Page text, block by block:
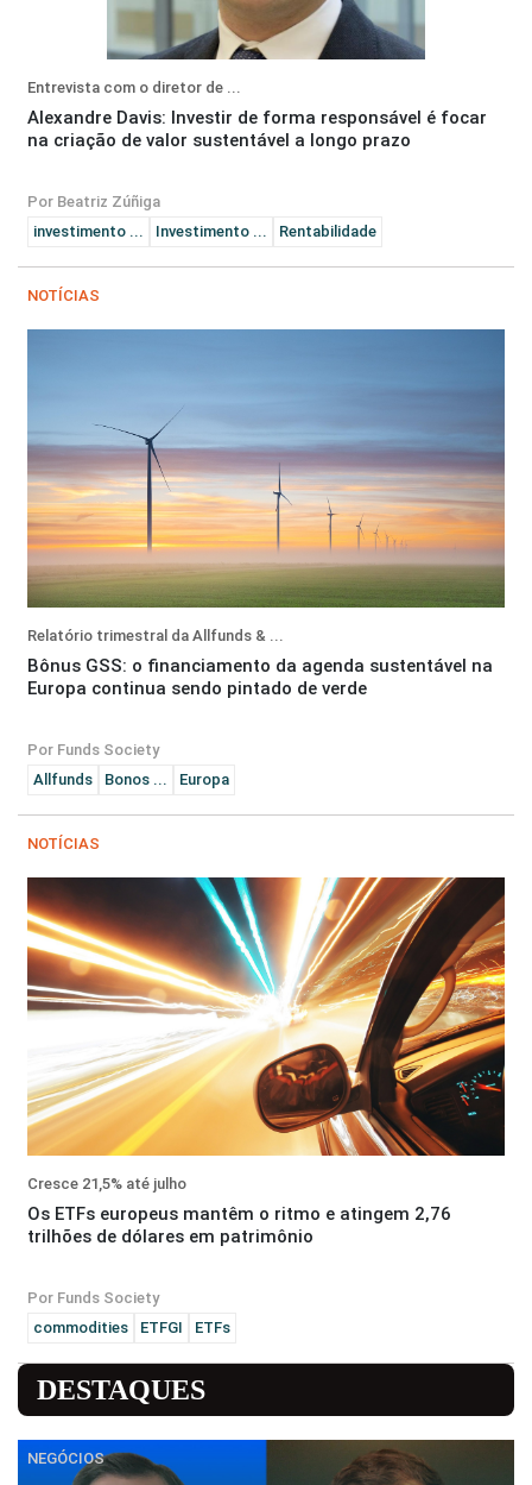
Entrevista com o diretor de ...
Alexandre Davis: Investir de forma responsável é focar
na criação de valor sustentável a longo prazo
Por Beatriz Zúñiga
investimento ...
Investimento ... Rentabilidade
NOTÍCIAS
Relatório trimestral da Allfunds & ...
Bônus GSS: o financiamento da agenda sustentável na
Europa continua sendo pintado de verde
Por Funds Society
Allfunds
Bonos ... Europa
NOTÍCIAS
Cresce 21,5% até julho
Os ETFs europeus mantêm o ritmo e atingem 2,76
trilhões de dólares em patrimônio
Por Funds Society
commodities
ETFGI ETFs
DESTAQUES
NEGÓCIOS